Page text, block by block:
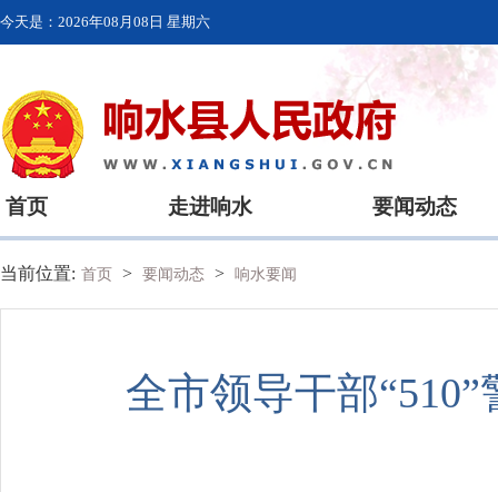
今天是： 2026年08月08日 星期六
首页 走进响水 要闻动态
当前位置: 首页 > 要闻动态 > 响水要闻
全市领导干部